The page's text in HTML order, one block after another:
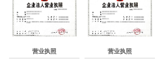
营业执照 营业执照